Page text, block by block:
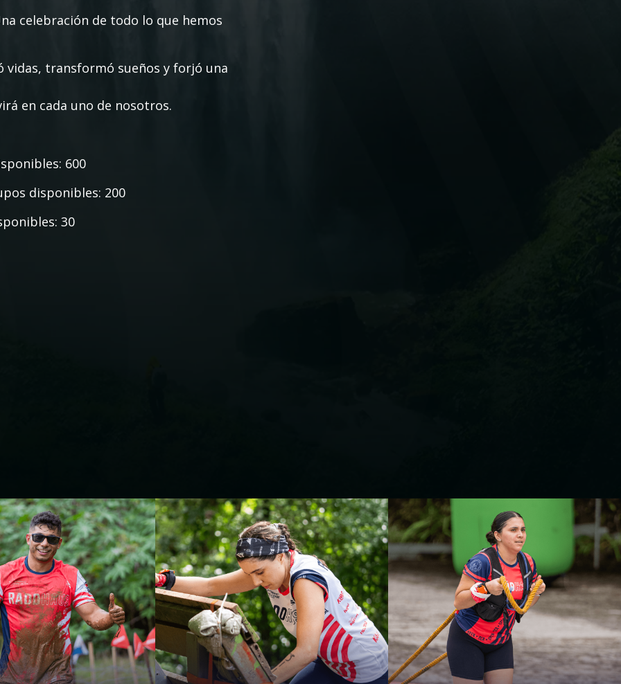
celebración de todo lo que hemos
vidas, transformó sueños y forjó una
en cada uno de nosotros.
600
disponibles: 200
30